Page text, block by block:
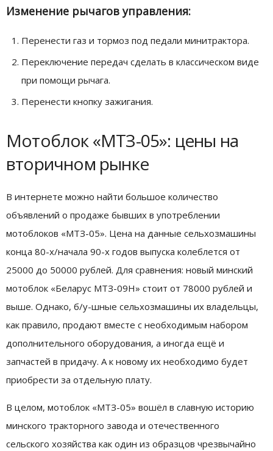
Изменение рычагов управления:
Перенести газ и тормоз под педали минитрактора.
Переключение передач сделать в классическом виде
при помощи рычага.
Перенести кнопку зажигания.
Мотоблок «МТЗ-05»: цены на
вторичном рынке
В интернете можно найти большое количество
объявлений о продаже бывших в употреблении
мотоблоков «МТЗ-05». Цена на данные сельхозмашины
конца 80-х/начала 90-х годов выпуска колеблется от
25000 до 50000 рублей. Для сравнения: новый минский
мотоблок «Беларус МТЗ-09Н» стоит от 78000 рублей и
выше. Однако, б/у-шные сельхозмашины их владельцы,
как правило, продают вместе с необходимым набором
дополнительного оборудования, а иногда ещё и
запчастей в придачу. А к новому их необходимо будет
приобрести за отдельную плату.
В целом, мотоблок «МТЗ-05» вошёл в славную историю
минского тракторного завода и отечественного
сельского хозяйства как один из образцов чрезвычайно